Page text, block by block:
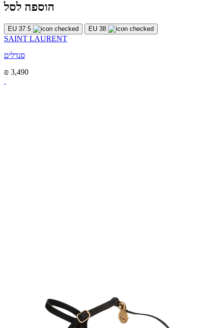
הוספה לסל
EU 37.5 EU 38
SAINT LAURENT
סנדלים
₪ 3,490